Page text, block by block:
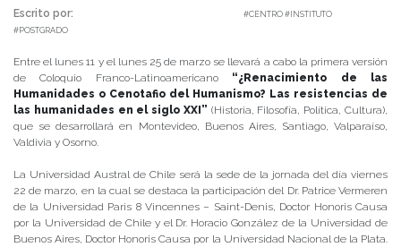
Escrito por:
#CENTRO #INSTITUTO
#POSTGRADO
Entre el lunes 11 y el lunes 25 de marzo se llevará a cabo la primera versión
de Coloquio Franco-Latinoamericano “¿Renacimiento de las
Humanidades o Cenotafio del Humanismo? Las resistencias de
las humanidades en el siglo XXI” (Historia, Filosofía, Política, Cultura),
que se desarrollará en Montevideo, Buenos Aires, Santiago, Valparaíso,
Valdivia y Osorno.
La Universidad Austral de Chile será la sede de la jornada del día viernes
22 de marzo, en la cual se destaca la participación del Dr. Patrice Vermeren
de la Universidad Paris 8 Vincennes – Saint-Denis, Doctor Honoris Causa
por la Universidad de Chile y el Dr. Horacio González de la Universidad de
Buenos Aires, Doctor Honoris Causa por la Universidad Nacional de la Plata.